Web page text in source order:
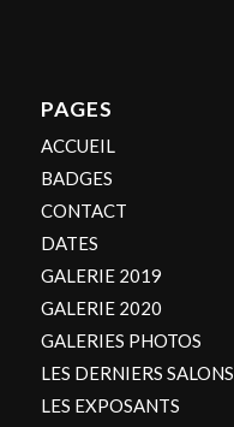
PAGES
ACCUEIL
BADGES
CONTACT
DATES
GALERIE 2019
GALERIE 2020
GALERIES PHOTOS
LES DERNIERS SALONS
LES EXPOSANTS